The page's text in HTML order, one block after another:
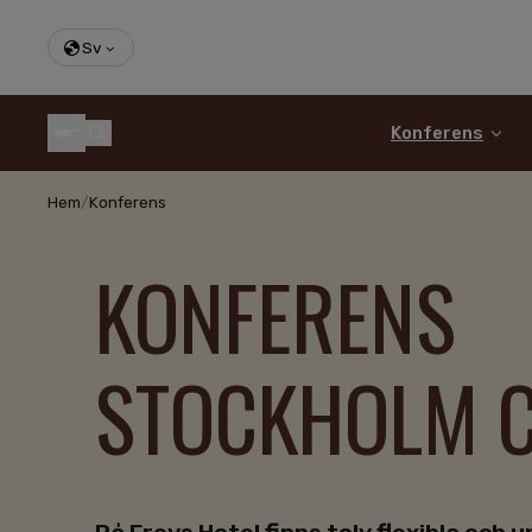
Sv
Konferens
Hem/Konferens
KONFERENS
STOCKHOLM